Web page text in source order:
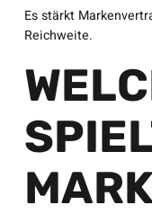
Es stärkt
Reichweite.